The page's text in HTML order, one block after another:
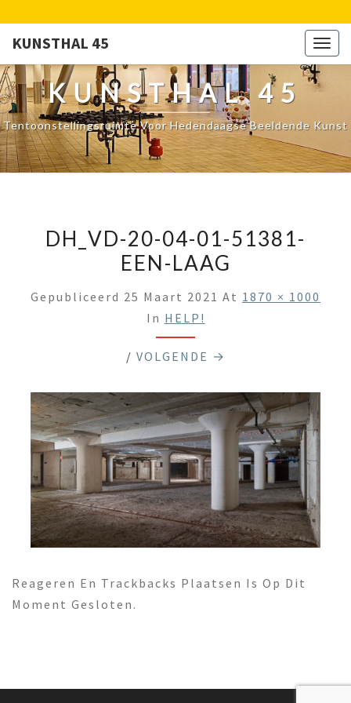
KUNSTHAL 45
KUNSTHAL 45
Tentoonstellingsruimte Voor Hedendaagse Beeldende Kunst
DH_VD-20-04-01-51381-
EEN-LAAG
Gepubliceerd 25 Maart 2021 At 1870 × 1000
In HELP!
/ VOLGENDE →
Reageren En Trackbacks Plaatsen Is Op Dit
Moment Gesloten.